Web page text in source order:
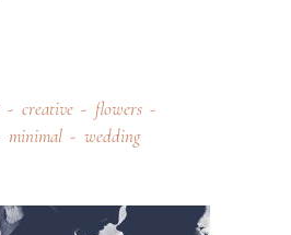
creative
flowers
minimal wedding